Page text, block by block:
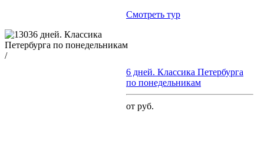
Cмотреть тур
/
6 дней. Классика Петербурга
по понедельникам
от руб.